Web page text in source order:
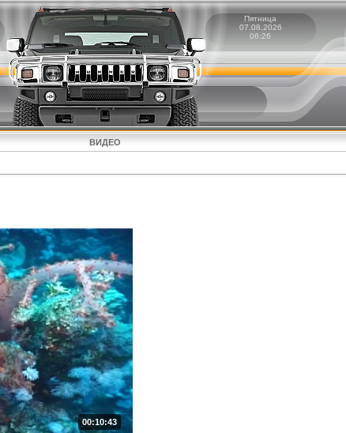
Пятница
07.08.2026
06:26
ВИДЕО
00:10:43